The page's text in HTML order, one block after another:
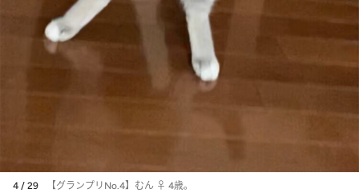
4 / 29 【グランプリNo.4】むん ♀ 4歳。